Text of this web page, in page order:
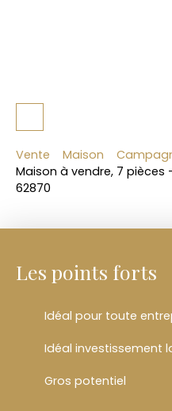
Vente Maison
Maison à vendre, 7
62870
Les points forts
Idéal pour toute
Idéal investissement
Gros potentiel